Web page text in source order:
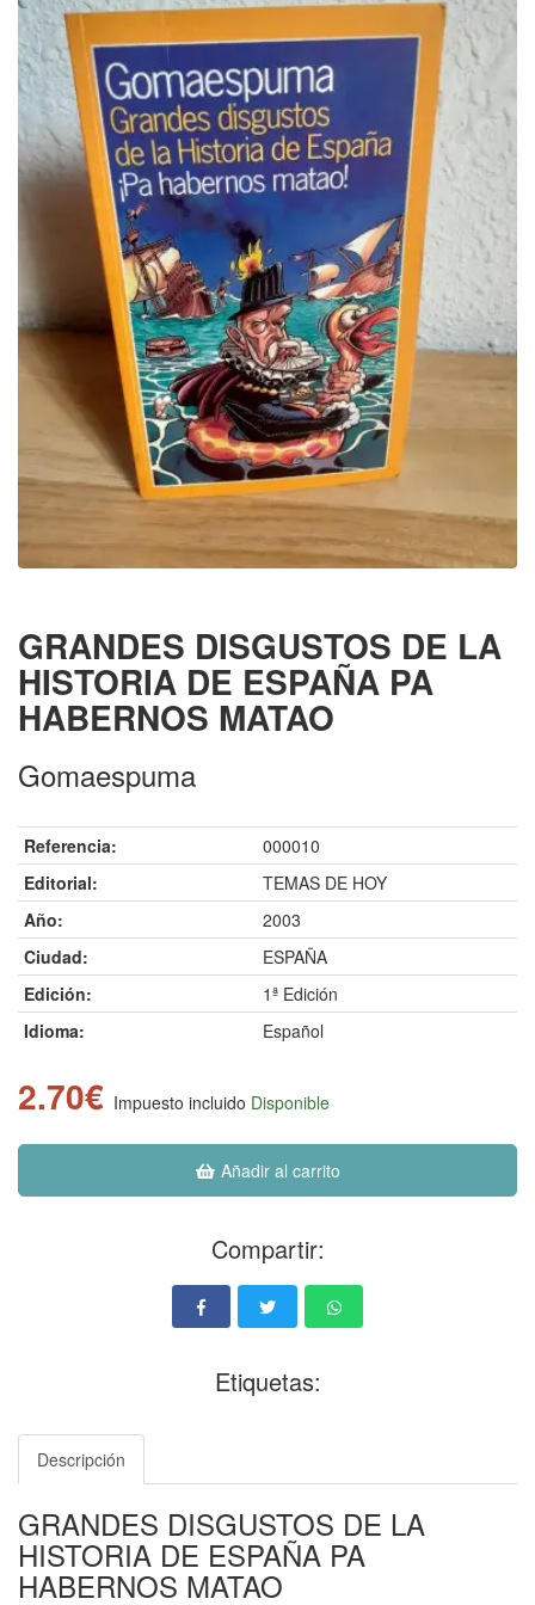
GRANDES DISGUSTOS DE LA
HISTORIA DE ESPAÑA PA
HABERNOS MATAO
Gomaespuma
Referencia:
000010
Editorial:
TEMAS DE HOY
Año:
2003
Ciudad:
ESPAÑA
Edición:
1ª Edición
Idioma:
Español
2.70€ Impuesto incluido Disponible
Añadir al carrito
Compartir:
Etiquetas:
Descripción
GRANDES DISGUSTOS DE LA
HISTORIA DE ESPAÑA PA
HABERNOS MATAO